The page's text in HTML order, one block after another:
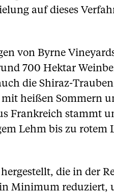
auf dieses
von Byrne
700 Hektar
die Shiraz-
heißen Sommern
Frankreich stammt
Lehm bis zu
die in der
Minimum reduziert,